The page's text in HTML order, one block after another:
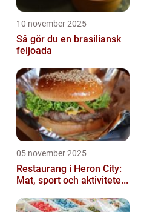
10 november 2025
Så gör du en brasiliansk
feijoada
05 november 2025
Restaurang i Heron City:
Mat, sport och aktivitete...